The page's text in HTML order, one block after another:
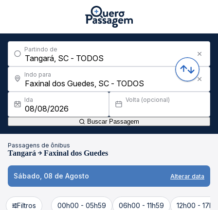
Partindo de
Indo para
Ida Volta (opcional)
Buscar Passagem
Passagens de ônibus
Tangará Faxinal dos Guedes
Sábado, 08 de Agosto Alterar data
Filtros 00h00 - 05h59 06h00 - 11h59 12h00 -